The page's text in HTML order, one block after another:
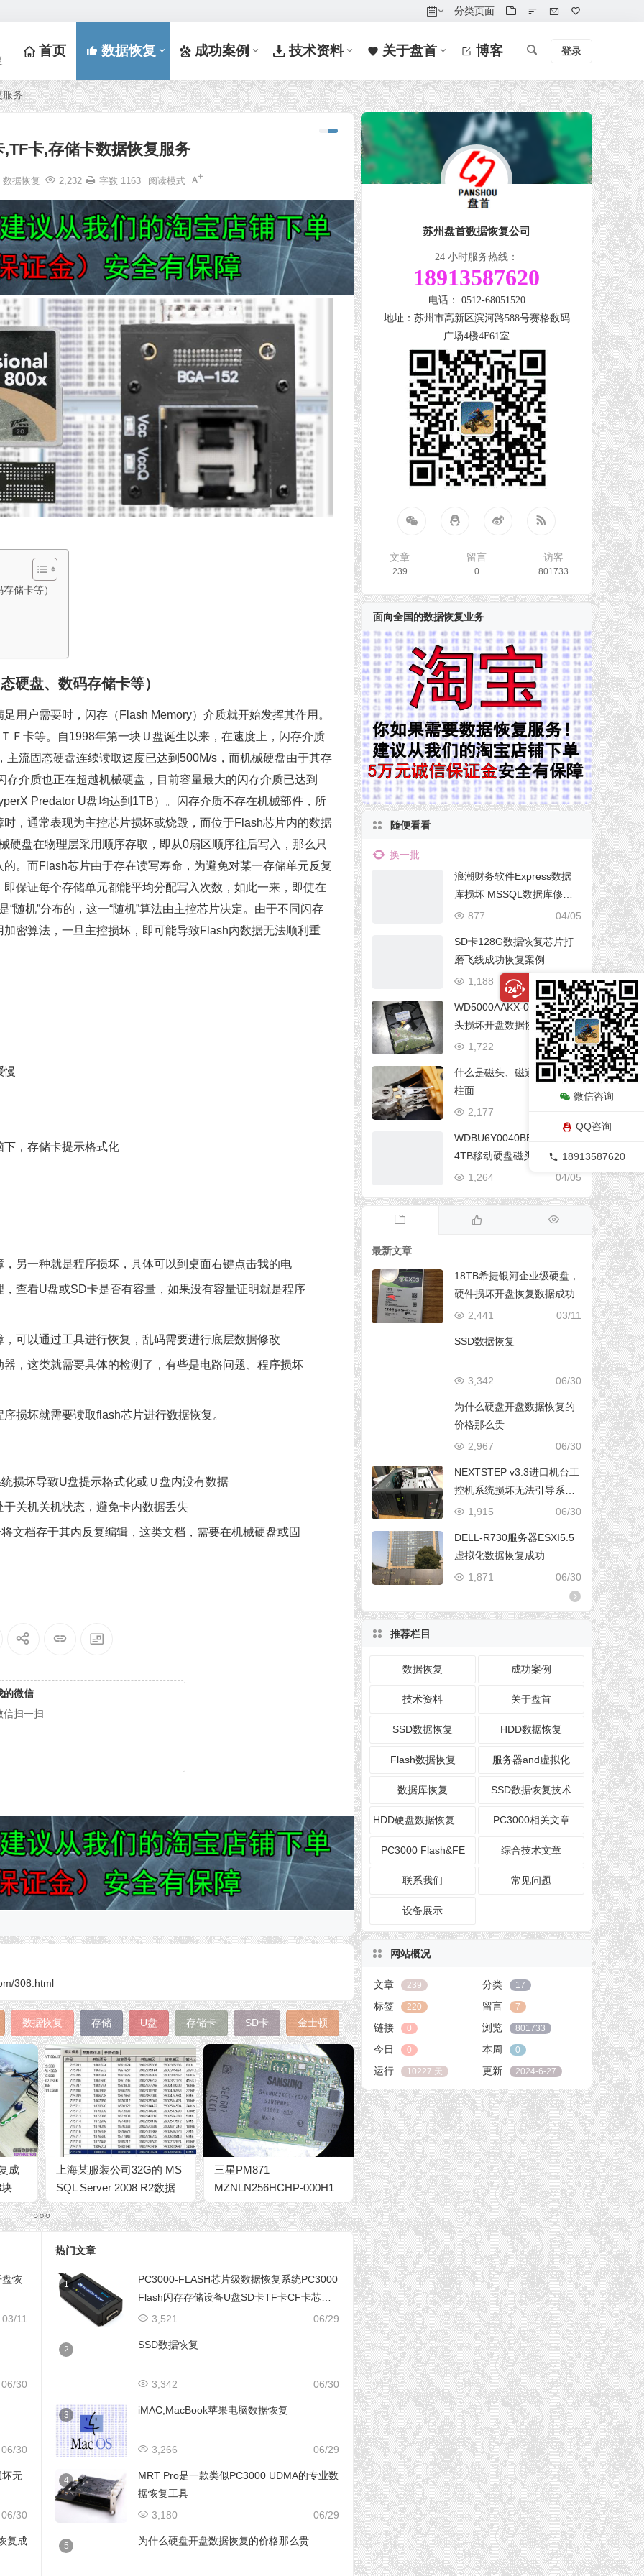
分类页面
首页 数据恢复 成功案例 技术资料 关于盘首 博客 登录
服务
卡,存储卡数据恢复服务
数据恢复 2,232 字数 1163 阅读模式
储卡等）
硬盘、数码存储卡等）
用户需要时，闪存（Flash Memory）介质就开始发挥其作用。
Ｆ卡等。自1998年第一块Ｕ盘诞生以来，在速度上，闪存介质
流固态硬盘连续读取速度已达到500M/s，而机械硬盘由于其存
介质也正在超越机械硬盘，目前容量最大的闪存介质已达到
Predator U盘均达到1TB）。闪存介质不存在机械部件，所
，通常表现为主控芯片损坏或烧毁，而位于Flash芯片内的数据
硬盘在物理层采用顺序存取，即从0扇区顺序往后写入，那么只
。而Flash芯片由于存在读写寿命，为避免对某一存储单元反复
保证每个存储单元都能平均分配写入次数，如此一来，即使在
随机”分布的，这一“随机”算法由主控芯片决定。由于不同闪存
密算法，一旦主控损坏，即可能导致Flash内数据无法顺利重
慢
，存储卡提示格式化
另一种就是程序损坏，具体可以到桌面右键点击我的电
查看U盘或SD卡是否有容量，如果没有容量证明就是程序
可以通过工具进行恢复，乱码需要进行底层数据修改
，这类就需要具体的检测了，有些是电路问题、程序损坏
损坏就需要读取flash芯片进行数据恢复。
损坏导致U盘提示格式化或Ｕ盘内没有数据
关机关机状态，避免卡内数据丢失
文档存于其内反复编辑，这类文档，需要在机械硬盘或固
的微信
信扫一扫
308.html
数据恢复 存储 U盘 存储卡 SD卡 金士顿
成
块
上海某服装公司32G的 MS
SQL Server 2008 R2数据
库恢复修复案例
三星PM871
MZNLN256HCHP-000H1
SSD无法识别BitLocker分
区加密数据恢复成功
恢
03/11
06/30
06/30
坏无
06/30
复成
热门文章
1
PC3000-FLASH芯片级数据恢复系统PC3000
Flash闪存存储设备U盘SD卡TF卡CF卡芯片
级数据恢复设备
06/29
3,521
2 SSD数据恢复
06/30
3,342
3 iMAC,MacBook苹果电脑数据恢复
06/29
3,266
4
MRT Pro是一款类似PC3000 UDMA的专业数
据恢复工具
06/29
3,180
5 为什么硬盘开盘数据恢复的价格那么贵
苏州盘首数据恢复公司
24 小时服务热线：
18913587620
电话： 0512-68051520
地址：苏州市高新区滨河路588号赛格数码
广场4楼4F61室
文章
239
留言
0
访客
801733
面向全国的数据恢复业务
随便看看
换一批
浪潮财务软件Express数据
库损坏 MSSQL数据库修复
成功
04/05
877
SD卡128G数据恢复芯片打
磨飞线成功恢复案例
04/05
1,188
WD5000AAKX-08ERMA0磁
头损坏开盘数据恢复成功
06/29
1,722
什么是磁头、磁道、扇区、
柱面
2,177
WDBU6Y0040BBK西部数据
4TB移动硬盘磁头损坏开盘
数据恢复成功
04/05
1,264
最新文章
18TB希捷银河企业级硬盘，
硬件损坏开盘恢复数据成功
03/11
2,441
SSD数据恢复
06/30
3,342
为什么硬盘开盘数据恢复的
价格那么贵
06/30
2,967
NEXTSTEP v3.3进口机台工
控机系统损坏无法引导系统
修复成功
06/30
1,915
DELL-R730服务器ESXI5.5
虚拟化数据恢复成功
06/30
1,871
推荐栏目
数据恢复 成功案例
技术资料 关于盘首
SSD数据恢复 HDD数据恢复
Flash数据恢复 服务器and虚拟化
数据库恢复 SSD数据恢复技术
PC3000相关文章
PC3000 Flash&FE 综合技术文章
联系我们 常见问题
设备展示
网站概况
文章 239 分类 17
标签 220 留言 7
链接 0 浏览 801733
今日 0 本周 0
运行 10227 天 更新 2024-6-27
微信咨询
QQ咨询
18913587620